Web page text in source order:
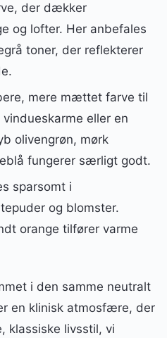
der dækker
og lofter. Her anbefales
toner, der reflekterer
mere mættet farve til
eller en
olivengrøn, mørk
fungerer særligt godt.
sparsomt i
og blomster.
orange tilfører varme
i den samme neutralt
en klinisk atmosfære, der
klassiske livsstil, vi